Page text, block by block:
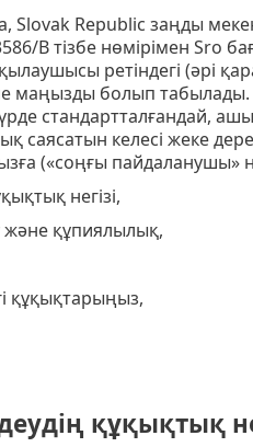
Slovak Republic заңды
B тізбе нөмірімен
ретіндегі (әрі
маңызды болып
стандартталғандай,
саясатын келесі жеке
(«соңғы
негізі,
және құпиялылық,
құқықтарыңыз,
құқықтық